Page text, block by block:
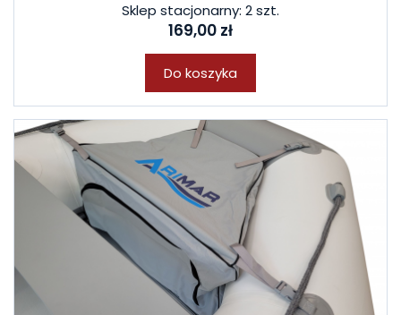
Sklep stacjonarny: 2 szt.
169,00 zł
Do koszyka